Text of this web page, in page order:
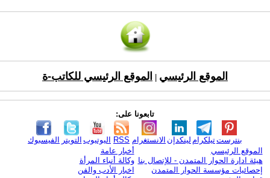
الموقع الرئيسي الموقع الرئيسي للكاتب-ة
تابعونا على:
الفيسبوك التويتر اليوتيوب RSS الانستغرام لينكدإن تيلكرامبنترست
الموقع الرئيسي
هيئة ادارة الحوار المتمدن - للإتصال بنا
إحصائيات مؤسسة الحوار المتمدن
أخبار عامة
وكالة أنباء المرأة
اخبار الأدب والفن